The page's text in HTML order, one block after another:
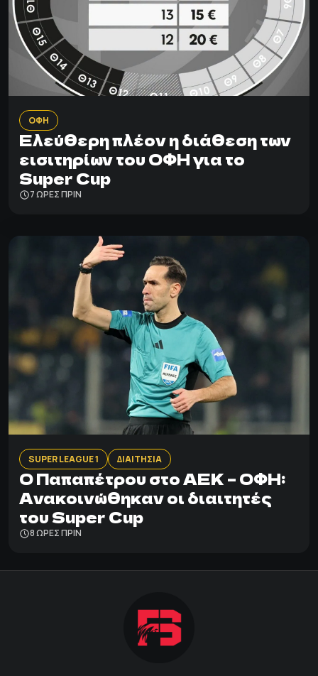
ΟΦΗ
Ελεύθερη πλέον η διάθεση των
εισιτηρίων του ΟΦΗ για το
Super Cup
7 ΩΡΕΣ ΠΡΙΝ
SUPER LEAGUE 1 ΔΙΑΙΤΗΣΙΑ
Ο Παπαπέτρου στο ΑΕΚ – ΟΦΗ:
Ανακοινώθηκαν οι διαιτητές
του Super Cup
8 ΩΡΕΣ ΠΡΙΝ